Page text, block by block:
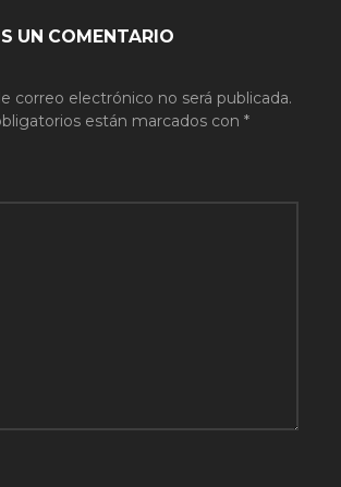
UN COMENTARIO
correo electrónico no será publicada.
están marcados con *